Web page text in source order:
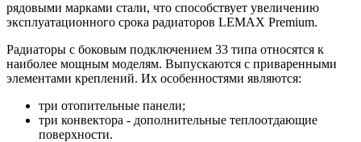
рядовыми марками стали, что способствует увеличению
эксплуатационного срока радиаторов LEMAX Premium.
Радиаторы с боковым подключением 33 типа относятся к
наиболее мощным моделям. Выпускаются с приваренными
элементами креплений. Их особенностями являются:
три отопительные панели;
три конвектора - дополнительные теплоотдающие
поверхности.